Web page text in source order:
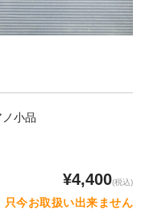
小品
¥4,400(税込)
只今お取扱い出来ません